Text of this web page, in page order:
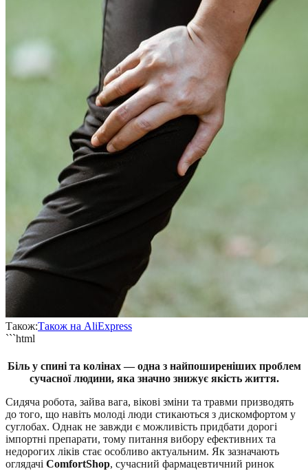
Також:Також на AliExpress
```html
Біль у спині та колінах — одна з найпоширеніших проблем
сучасної людини, яка значно знижує якість життя.
Сидяча робота, зайва вага, вікові зміни та травми призводять
до того, що навіть молоді люди стикаються з дискомфортом у
суглобах. Однак не завжди є можливість придбати дорогі
імпортні препарати, тому питання вибору ефективних та
недорогих ліків стає особливо актуальним. Як зазначають
оглядачі ComfortShop, сучасний фармацевтичний ринок